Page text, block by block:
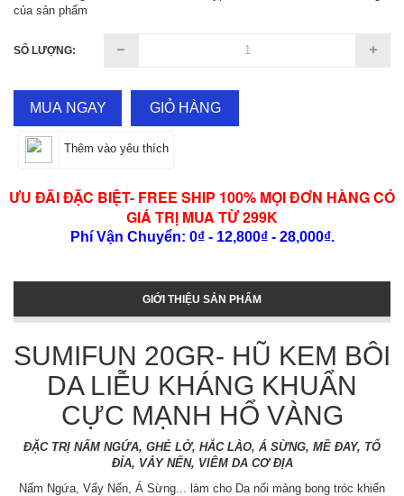
của sản phẩm
SỐ LƯỢNG:
MUA NGAY GIỎ HÀNG
Thêm vào yêu thích
ƯU ĐÃI ĐẶC BIỆT- FREE SHIP 100% MỌI ĐƠN HÀNG CÓ
GIÁ TRỊ MUA TỪ 299K
Phí Vận Chuyển: 0₫ - 12,800₫ - 28,000₫.
GIỚI THIỆU SẢN PHẨM
SUMIFUN 20GR- HŨ KEM BÔI
DA LIỄU KHÁNG KHUẨN
CỰC MẠNH HỔ VÀNG
ĐẶC TRỊ NẤM NGỨA, GHẺ LỞ, HẮC LÀO, Á SỪNG, MỀ ĐAY, TỔ
ĐỈA, VẢY NẾN, VIÊM DA CƠ ĐỊA
Nấm Ngứa, Vẩy Nến, Á Sừng... làm cho Da nổi mảng bong tróc khiến